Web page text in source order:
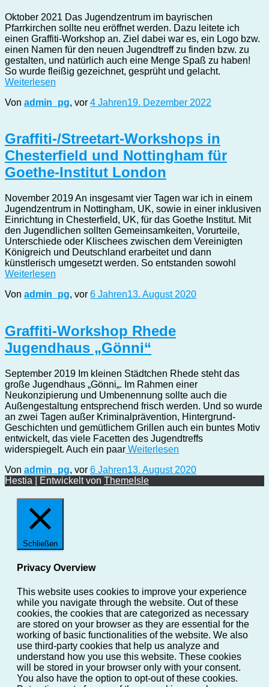
Oktober 2021 Das Jugendzentrum im bayrischen
Pfarrkirchen sollte neu eröffnet werden. Dazu leitete ich
einen Graffiti-Workshop an. Ziel dabei war es, ein Logo bzw.
einen Namen für den neuen Jugendtreff zu finden bzw. zu
gestalten, und natürlich auch eine Menge Spaß zu haben!
So wurde fleißig gezeichnet, gesprüht und gelacht.
Weiterlesen
Von admin_pg, vor 4 Jahren19. Dezember 2022
Graffiti-/Streetart-Workshops in
Chesterfield und Nottingham für
Goethe-Institut London
November 2019 An insgesamt vier Tagen war ich in einem
Jugendzentrum in Nottingham, UK, sowie in einer inklusiven
Einrichtung in Chesterfield, UK, für das Goethe Institut. Mit
den Jugendlichen sollten Gemeinsamkeiten, Vorurteile,
Unterschiede oder Klischees zwischen dem Vereinigten
Königreich und Deutschland erarbeitet und dann
künstlerisch umgesetzt werden. So entstanden sowohl
Weiterlesen
Von admin_pg, vor 6 Jahren13. August 2020
Graffiti-Workshop Rhede
Jugendhaus „Gönni“
September 2019 Im kleinen Städtchen Rhede steht das
große Jugendhaus „Gönni„. Im Rahmen einer
Neukonzipierung und Umbenennung sollte auch die
Außengestaltung entsprechend frisch werden. Und so wurde
an zwei Tagen außer Kriminalprävention, Hintergrund-
Geschichten und gemütlichem Grillen auch ein buntes Motiv
entwickelt, das viele Facetten des Jugendtreffs
widerspiegelt. Auch ein paar Weiterlesen
Von admin_pg, vor 6 Jahren13. August 2020
Hestia | Entwickelt von ThemeIsle
Schließen
Privacy Overview
This website uses cookies to improve your experience
while you navigate through the website. Out of these
cookies, the cookies that are categorized as necessary
are stored on your browser as they are essential for the
working of basic functionalities of the website. We also
use third-party cookies that help us analyze and
understand how you use this website. These cookies
will be stored in your browser only with your consent.
You also have the option to opt-out of these cookies.